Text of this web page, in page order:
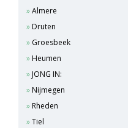
Almere
Druten
Groesbeek
Heumen
JONG IN:
Nijmegen
Rheden
Tiel